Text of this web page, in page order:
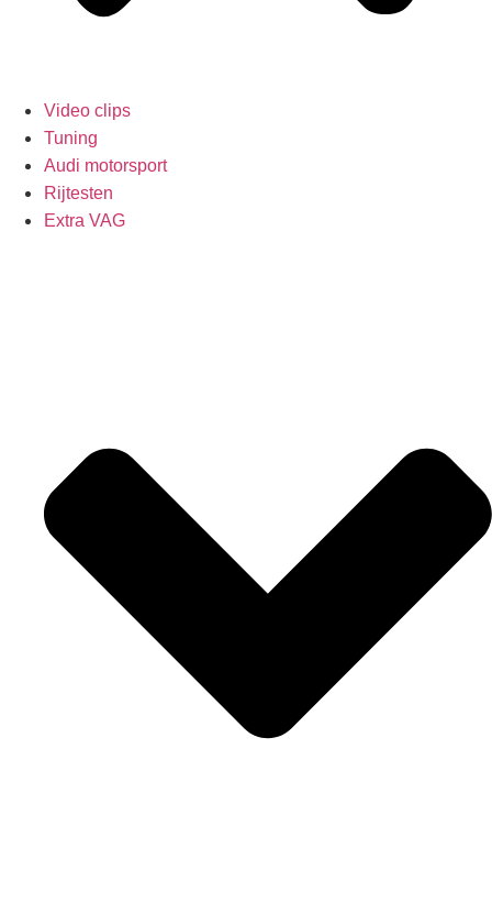
Video clips
Tuning
Audi motorsport
Rijtesten
Extra VAG